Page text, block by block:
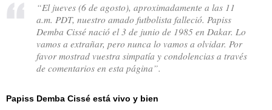
“El jueves (6 de agosto), aproximadamente a las 11
a.m. PDT, nuestro amado futbolista falleció. Papiss
Demba Cissé nació el 3 de junio de 1985 en Dakar. Lo
vamos a extrañar, pero nunca lo vamos a olvidar. Por
favor mostrad vuestra simpatía y condolencias a través
de comentarios en esta página”.
Papiss Demba Cissé está vivo y bien